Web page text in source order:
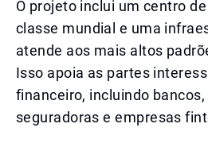
O projeto inclui um centro
classe mundial e uma
atende aos mais altos
Isso apoia as partes
financeiro, incluindo
seguradoras e empresas